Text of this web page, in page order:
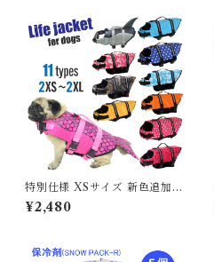
ない オフィス スーツ シンプル
カーキ ブラック ホワイト 568
2612【水沐良品】
特別仕様 XSサイズ 新色追加
犬 ライフジャケット 犬用 ドッ
グ ペット 安全 安心 超小型犬
SUP サップ救命胴衣 KM514
¥2,480